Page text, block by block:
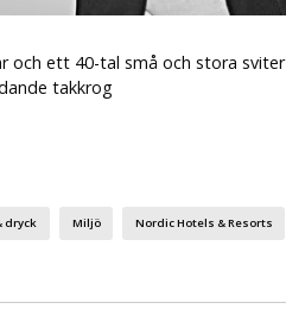
och ett 40-tal små och stora sviter
takkrog
dryck Miljö Nordic Hotels & Resorts